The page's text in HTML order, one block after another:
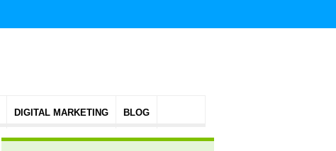
DIGITAL MARKETING BLOG